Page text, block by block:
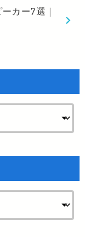
カー7選｜